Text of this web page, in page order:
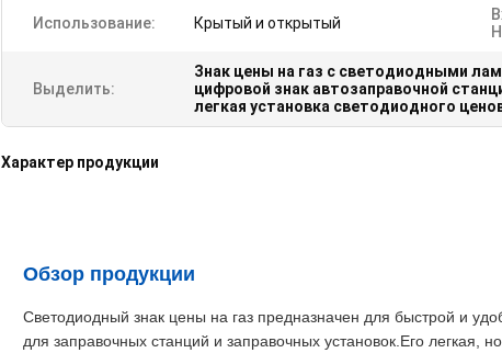
Использование: Крытый и открытый
Выделить:
Знак цены на газ с светодиодными
цифровой знак автозаправочной
легкая установка светодиодного
Характер продукции
Обзор продукции
Светодиодный знак цены на газ предназначен для быстрой и
для заправочных станций и заправочных установок.Его легкая,